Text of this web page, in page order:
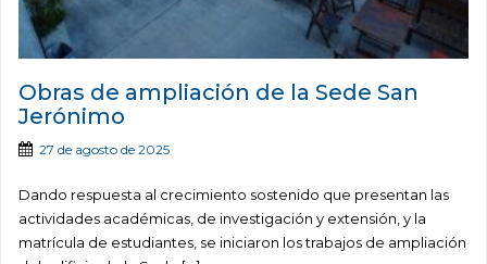
Obras de ampliación de la Sede San
Jerónimo
27 de agosto de 2025
Dando respuesta al crecimiento sostenido que presentan las
actividades académicas, de investigación y extensión, y la
matrícula de estudiantes, se iniciaron los trabajos de ampliación